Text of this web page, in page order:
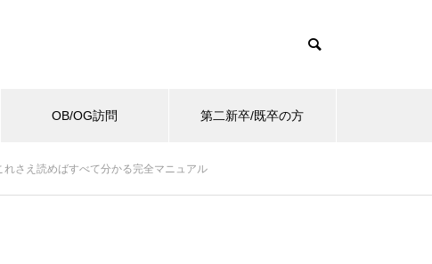
OB/OG訪問 第二新卒/既卒の方
さえ読めばすべて分かる完全マニュアル